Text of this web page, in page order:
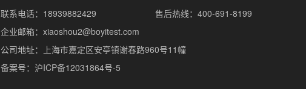
联系电话：18939882429
售后热线：400-691-8199
企业邮箱：xiaoshou2@boyitest.com
公司地址：上海市嘉定区安亭镇谢春路960号11幢
备案号：沪ICP备12031864号-5